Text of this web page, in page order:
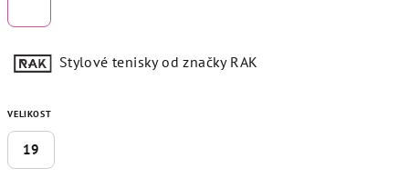
Stylové tenisky od značky RAK
VELIKOST
19